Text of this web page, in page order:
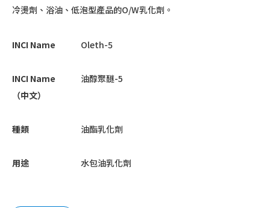
冷燙劑、浴油、低泡型產品的O/W乳化劑。
INCI Name Oleth-5
INCI Name
（中文）
油醇聚醚-5
種類 油酯乳化劑
用途 水包油乳化劑